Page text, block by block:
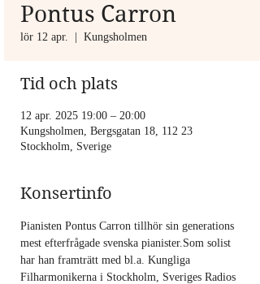
Pontus Carron
lör 12 apr. Kungsholmen
Tid och plats
12 apr. 2025 19:00 – 20:00
Kungsholmen, Bergsgatan 18, 112 23
Stockholm, Sverige
Konsertinfo
Pianisten Pontus Carron tillhör sin generations
mest efterfrågade svenska pianister.Som solist
har han framträtt med bl.a. Kungliga
Filharmonikerna i Stockholm, Sveriges Radios